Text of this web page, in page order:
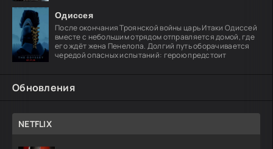
Одиссея
После окончания Троянской войны царь Итаки Одиссей
вместе с небольшим отрядом отправляется домой, где
его ждёт жена Пенелопа. Долгий путь оборачивается
чередой опасных испытаний: герою предстоит
Обновления
NETFLIX